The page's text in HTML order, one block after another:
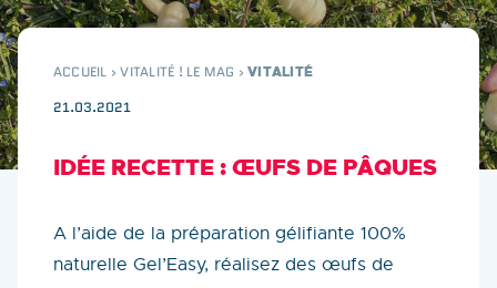
ACCUEIL ›VITALITÉ ! LE MAG ›VITALITÉ
21.03.2021
IDÉE RECETTE : ŒUFS DE PÂQUES
A l’aide de la préparation gélifiante 100%
naturelle Gel’Easy, réalisez des œufs de